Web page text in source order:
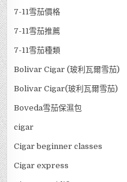
7-11雪茄價格
7-11雪茄推薦
7-11雪茄種類
Bolivar Cigar (玻利瓦爾雪茄)
Bolivar Cigar(玻利瓦爾雪茄)
Boveda雪茄保濕包
cigar
Cigar beginner classes
Cigar express